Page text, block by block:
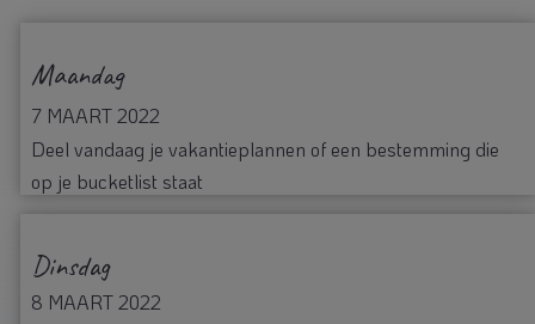
Maandag
7 MAART 2022
Deel vandaag je vakantieplannen of een bestemming die
op je bucketlist staat
Dinsdag
8 MAART 2022